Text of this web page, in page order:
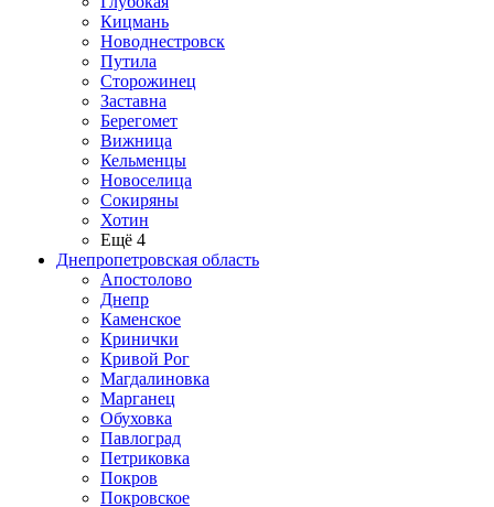
Кицмань
Новоднестровск
Путила
Сторожинец
Заставна
Берегомет
Вижница
Кельменцы
Новоселица
Сокиряны
Хотин
Ещё 4
Днепропетровская область
Апостолово
Днепр
Каменское
Кринички
Кривой Рог
Магдалиновка
Марганец
Обуховка
Павлоград
Петриковка
Покров
Покровское